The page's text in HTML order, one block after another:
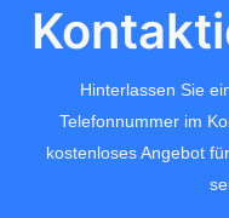
Hinterlassen Sie
Telefonnummer im
kostenloses Angebot